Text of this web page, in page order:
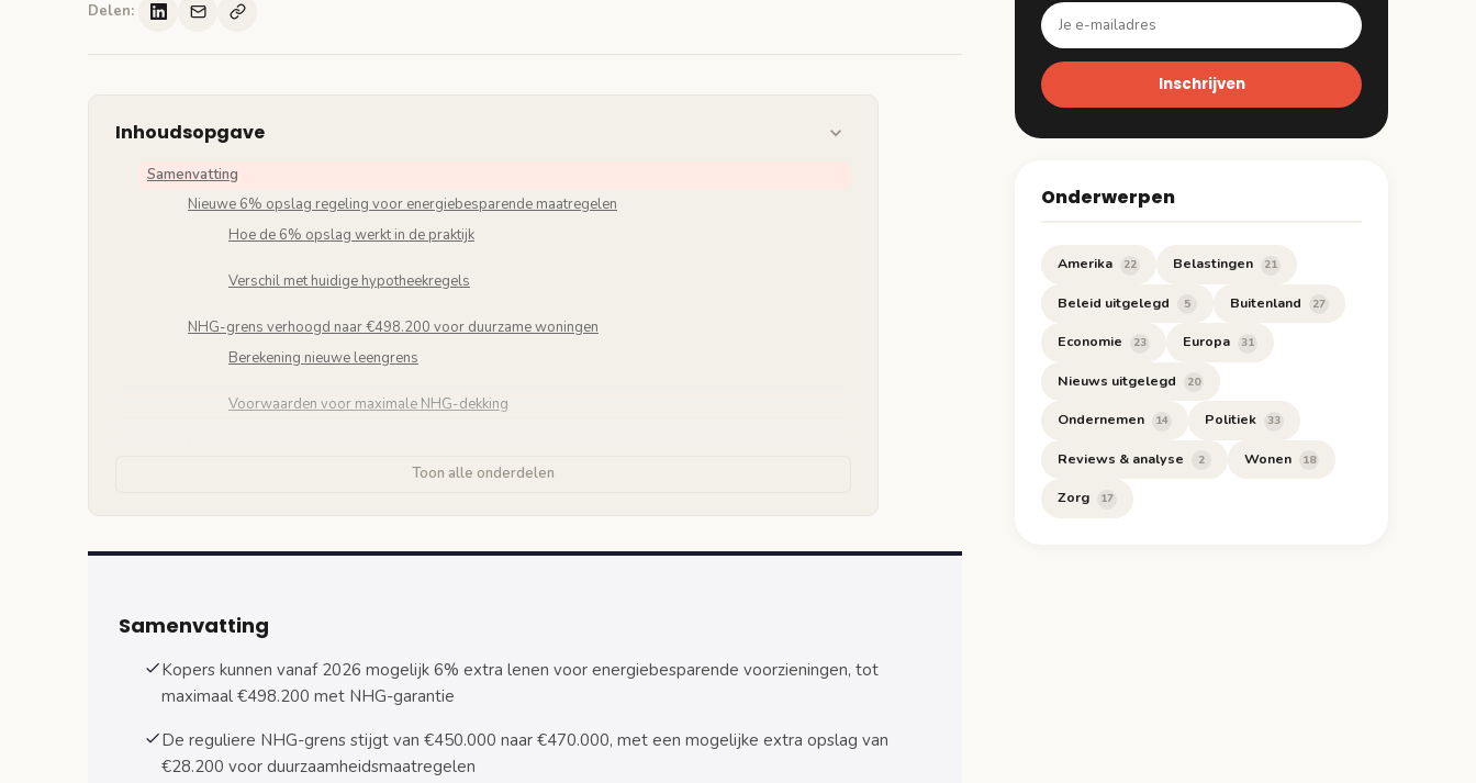
Delen:
Inhoudsopgave
Samenvatting
Nieuwe 6% opslag regeling voor energiebesparende maatregelen
Hoe de 6% opslag werkt in de praktijk
Verschil met huidige hypotheekregels
NHG-grens verhoogd naar €498.200 voor duurzame woningen
Berekening nieuwe leengrens
Voorwaarden voor maximale NHG-dekking
Erkende duurzaamheidsmaatregelen
Gevolgen voor de woningmarkt en kopers
Veranderingen voor zeer energiezuinige woningen
Toon alle onderdelen
Samenvatting
Kopers kunnen vanaf 2026 mogelijk 6% extra lenen voor energiebesparende voorzieningen, tot
maximaal €498.200 met NHG-garantie
De reguliere NHG-grens stijgt van €450.000 naar €470.000, met een mogelijke extra opslag van
€28.200 voor duurzaamheidsmaatregelen
Inschrijven
Onderwerpen
Amerika 22 Belastingen 21
Beleid uitgelegd 5 Buitenland 27
Economie 23 Europa 31
Nieuws uitgelegd 20
Ondernemen 14 Politiek 33
Reviews & analyse 2 Wonen 18
Zorg 17